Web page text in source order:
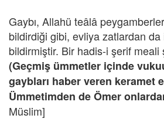
Gaybı, Allahü teâlâ
bildirdiği gibi, evliya zatlardan
bildirmiştir. Bir hadis-i şerif meali
(Geçmiş ümmetler içinde
gaybları haber veren keramet
Ümmetimden de Ömer
Müslim]